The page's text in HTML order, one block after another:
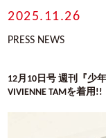
2025.11.26
PRESS NEWS
12月 10 日号 週刊『少
VIVIENNE TAMを着用!!